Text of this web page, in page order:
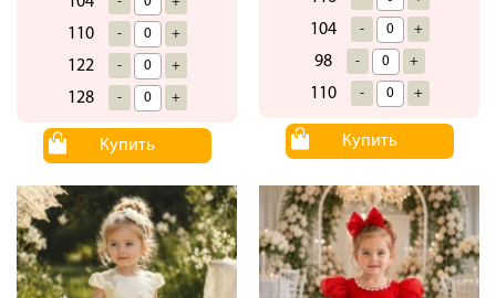
110 - +
122 - +
128 - +
Купить
104 - +
98 - +
110 - +
Купить